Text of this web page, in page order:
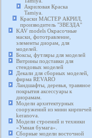
Акриловая Краска
Tamiya.
Краски МАСТЕР АКРИЛ,
производитель "ЗВЕЗДА"
KAV models Окрасочные
маски, фототравление,
элементы диорам, для
моделей.
Боксы, футляры для моделей
Витрины подставки для
стендовых моделей
Декали для сборных моделей,
фирма REVARO
Ландшафты, деревья, травяное
покрытия аксессуары к
диорамам.
Модели архитектурных
сооружений из мини кирпичей
keranova.
Модели строений и техники
«Умная бумага».
Сборные модели восточной